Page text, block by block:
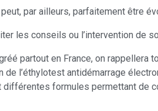
par ailleurs, parfaitement être
les conseils ou l’intervention de
partout en France, on rappellera
l’éthylotest antidémarrage
formules permettant de